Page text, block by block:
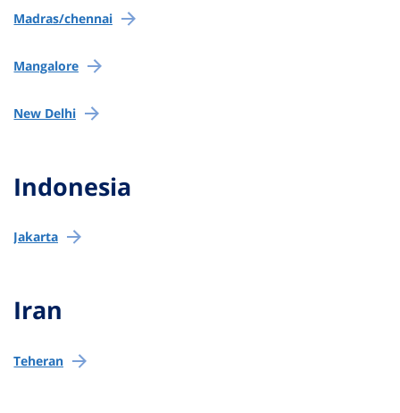
Madras/chennai
Mangalore
New Delhi
Indonesia
Jakarta
Iran
Teheran